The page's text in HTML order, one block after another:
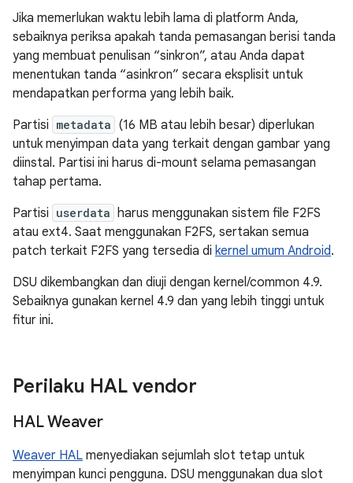
Jika memerlukan waktu lebih lama di platform Anda,
sebaiknya periksa apakah tanda pemasangan berisi tanda
yang membuat penulisan “sinkron”, atau Anda dapat
menentukan tanda “asinkron” secara eksplisit untuk
mendapatkan performa yang lebih baik.
Partisi metadata (16 MB atau lebih besar) diperlukan
untuk menyimpan data yang terkait dengan gambar yang
diinstal. Partisi ini harus di-mount selama pemasangan
tahap pertama.
Partisi userdata harus menggunakan sistem file F2FS
atau ext4. Saat menggunakan F2FS, sertakan semua
patch terkait F2FS yang tersedia di kernel umum Android.
DSU dikembangkan dan diuji dengan kernel/common 4.9.
Sebaiknya gunakan kernel 4.9 dan yang lebih tinggi untuk
fitur ini.
Perilaku HAL vendor
HAL Weaver
Weaver HAL menyediakan sejumlah slot tetap untuk
menyimpan kunci pengguna. DSU menggunakan dua slot